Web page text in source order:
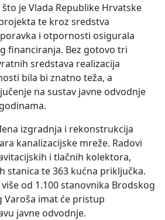
je Vlada Republike Hrvatske
te kroz sredstva
i otpornosti osigurala
financiranja. Bez gotovo tri
sredstava realizacija
bila bi znatno teža, a
na sustav javne odvodnje
izgradnja i rekonstrukcija
kanalizacijske mreže. Radovi
i tlačnih kolektora,
stanica te 363 kućna priključka.
od 1.100 stanovnika Brodskog
imat će pristup
javne odvodnje.